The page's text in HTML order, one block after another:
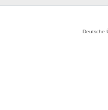
Deutsche